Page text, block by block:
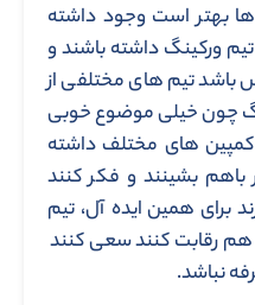
بهتر است وجود داشته
ورکینگ داشته باشند و
تیم های مختلفی از
چون خیلی موضوع خوبی
های مختلف داشته
بشینند و فکر کنند
برای همین ایده آل، تیم
هم رقابت کنند سعی کنند
نباشد.